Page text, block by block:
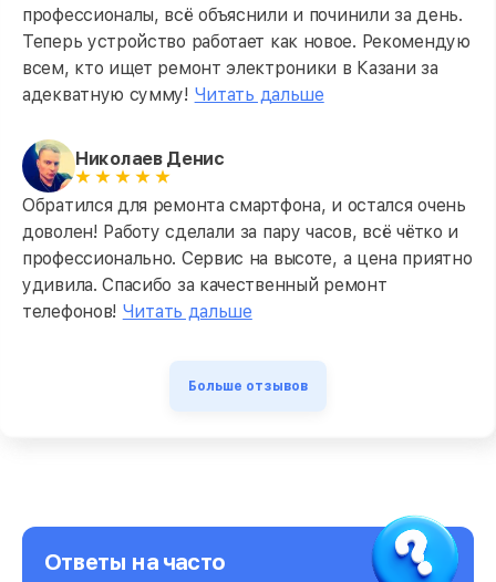
профессионалы, всё объяснили и починили за день.
Теперь устройство работает как новое. Рекомендую
всем, кто ищет ремонт электроники в Казани за
адекватную сумму! Читать дальше
Николаев Денис
Обратился для ремонта смартфона, и остался очень
доволен! Работу сделали за пару часов, всё чётко и
профессионально. Сервис на высоте, а цена приятно
удивила. Спасибо за качественный ремонт
телефонов! Читать дальше
Больше отзывов
Ответы на часто